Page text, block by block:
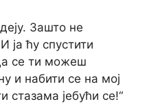
Зашто не
ја ћу спустити
се ти можеш
и набити се на мој
стазама јебући се!“